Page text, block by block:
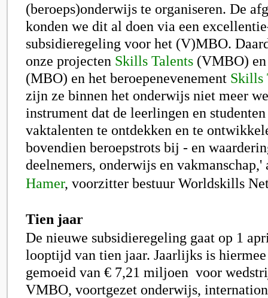
(beroeps)onderwijs te organiseren. De
konden we dit al doen via een
subsidieregeling voor het (V)MBO.
onze projecten Skills Talents (VMBO)
(MBO) en het beroepenevenement Skills
zijn ze binnen het onderwijs niet meer
instrument dat de leerlingen en
vaktalenten te ontdekken en te
bovendien beroepstrots bij - en
deelnemers, onderwijs en vakmanschap,'
Hamer, voorzitter bestuur Worldskills
Tien jaar
De nieuwe subsidieregeling gaat op 1
looptijd van tien jaar. Jaarlijks is hiermee
gemoeid van € 7,21 miljoen voor
VMBO, voortgezet onderwijs,